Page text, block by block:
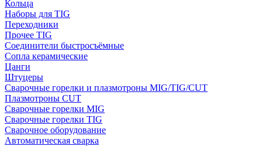
Кольца
Наборы для TIG
Переходники
Прочее TIG
Соединители быстросъёмные
Сопла керамические
Цанги
Штуцеры
Сварочные горелки и плазмотроны MIG/TIG/CUT
Плазмотроны CUT
Сварочные горелки MIG
Сварочные горелки TIG
Сварочное оборудование
Автоматическая сварка